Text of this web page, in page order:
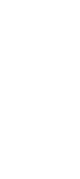
, компьютерные
знание